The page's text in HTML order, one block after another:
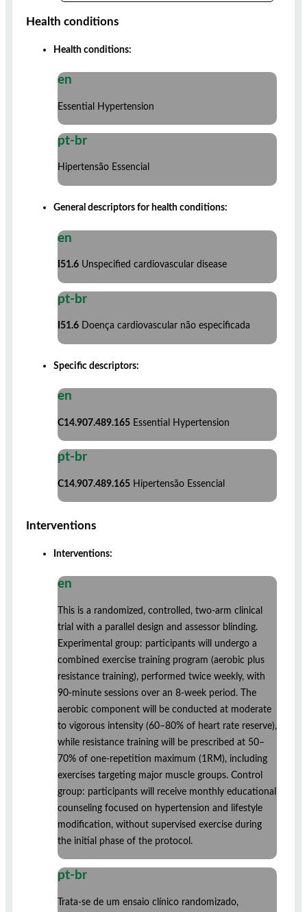
Health conditions
Health conditions:
en
Essential Hypertension
pt-br
Hipertensão Essencial
General descriptors for health conditions:
en
I51.6 Unspecified cardiovascular disease
pt-br
I51.6 Doença cardiovascular não especificada
Specific descriptors:
en
C14.907.489.165 Essential Hypertension
pt-br
C14.907.489.165 Hipertensão Essencial
Interventions
Interventions:
en
This is a randomized, controlled, two-arm clinical
trial with a parallel design and assessor blinding.
Experimental group: participants will undergo a
combined exercise training program (aerobic plus
resistance training), performed twice weekly, with
90-minute sessions over an 8-week period. The
aerobic component will be conducted at moderate
to vigorous intensity (60–80% of heart rate reserve),
while resistance training will be prescribed at 50–
70% of one-repetition maximum (1RM), including
exercises targeting major muscle groups. Control
group: participants will receive monthly educational
counseling focused on hypertension and lifestyle
modification, without supervised exercise during
the initial phase of the protocol.
pt-br
Trata-se de um ensaio clínico randomizado,